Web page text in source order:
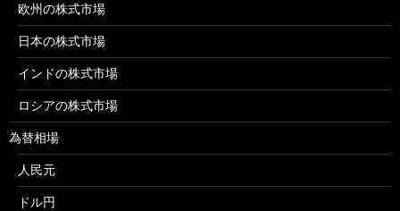
欧州の株式市場
日本の株式市場
インドの株式市場
ロシアの株式市場
為替相場
人民元
ドル円